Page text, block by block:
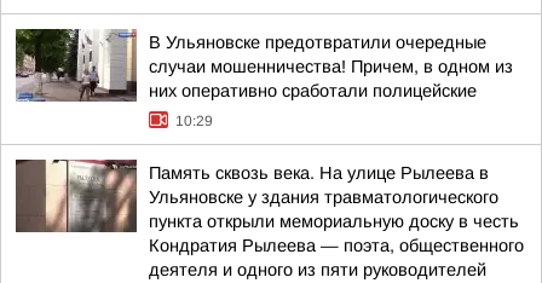
В Ульяновске предотвратили очередные
случаи мошенничества! Причем, в одном из
них оперативно сработали полицейские
10:29
Память сквозь века. На улице Рылеева в
Ульяновске у здания травматологического
пункта открыли мемориальную доску в честь
Кондратия Рылеева — поэта, общественного
деятеля и одного из пяти руководителей